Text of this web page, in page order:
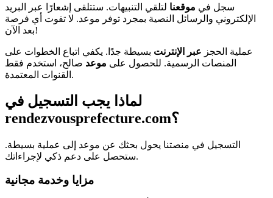
سجل في موقعنا لتلقي التنبيهات. ستتلقى إشعارًا عبر البريد
الإلكتروني والرسائل النصية بمجرد توفر موعد. لا تفوت أي فرصة
بعد الآن!
عملية الحجز عبر الإنترنت بسيطة جدًا. يكفي اتباع الخطوات على
المنصات الرسمية. للحصول على موعد صالح، استخدم فقط
القنوات المعتمدة.
لماذا يجب التسجيل في
rendezvousprefecture.com؟
التسجيل في منصتنا يحول بحثك عن موعد إلى عملية بسيطة.
ستحصل على دعم ذكي لإجراءاتك.
مزايا وخدمة مجانية